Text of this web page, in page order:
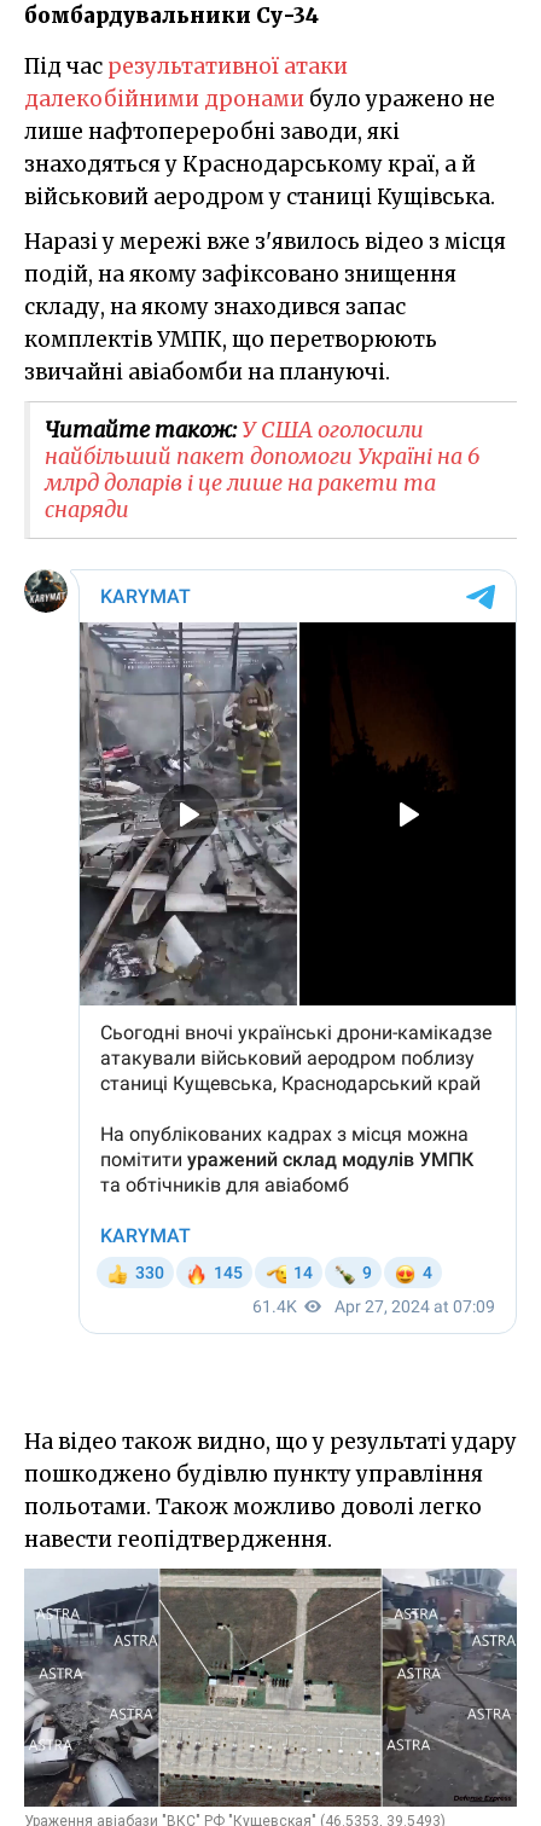
бомбардувальники Су-34
Під час результативної атаки
далекобійними дронами було уражено не
лише нафтопереробні заводи, які
знаходяться у Краснодарському краї, а й
військовий аеродром у станиці Кущівська.
Наразі у мережі вже з'явилось відео з місця
подій, на якому зафіксовано знищення
складу, на якому знаходився запас
комплектів УМПК, що перетворюють
звичайні авіабомби на плануючі.
Читайте також:У США оголосили
найбільший пакет допомоги Україні на 6
млрд доларів і це лише на ракети та
снаряди
На відео також видно, що у результаті удару
пошкоджено будівлю пункту управління
польотами. Також можливо доволі легко
навести геопідтвердження.
Ураження авіабази "ВКС" РФ "Кущевская" (46.5353, 39.5493)